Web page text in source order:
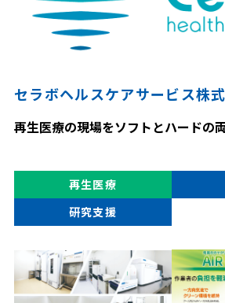
セラボヘルスケアサービス株
再生医療の現場をソフトとハードの
再生医療
研究支援